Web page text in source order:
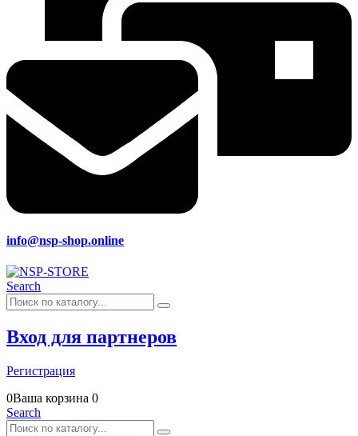
info@nsp-shop.online
Search
Вход для партнеров
Регистрация
0Ваша корзина 0
Search